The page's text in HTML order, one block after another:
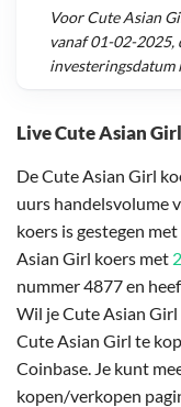
Live Cute Asian
De Cute Asian Girl
uurs handelsvolume
koers is gestegen met
Asian Girl koers met
nummer 4877 en
Wil je Cute Asian Girl
Cute Asian Girl te
Coinbase. Je kunt
kopen/verkopen
VoorCute Asian
vanaf01-02-2025,
investeringsdatum